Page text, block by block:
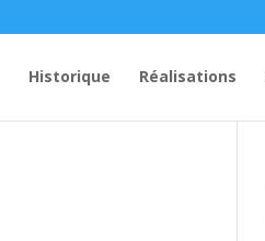
Historique Réalisations